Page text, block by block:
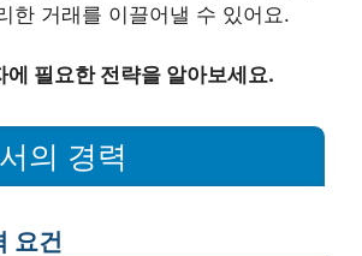
한 거래를 이끌어낼 수 있어요.
에 필요한 전략을 알아보세요.
의 경력
요건